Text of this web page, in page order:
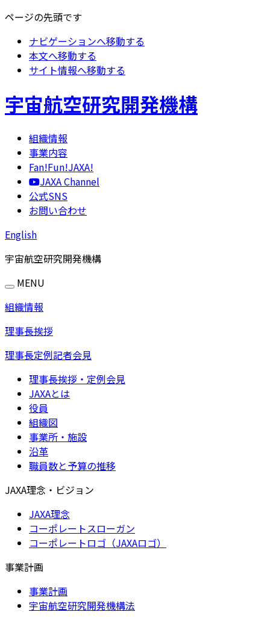
ページの先頭です
ナビゲーションへ移動する
本文へ移動する
サイト情報へ移動する
宇宙航空研究開発機構
組織情報
事業内容
Fan!Fun!JAXA!
JAXA Channel
公式SNS
お問い合わせ
English
宇宙航空研究開発機構
MENU
組織情報
理事長挨拶
理事長定例記者会見
理事長挨拶・定例会見
JAXAとは
役員
組織図
事業所・施設
沿革
職員数と予算の推移
JAXA理念・ビジョン
JAXA理念
コーポレートスローガン
コーポレートロゴ（JAXAロゴ）
事業計画
事業計画
宇宙航空研究開発機構法